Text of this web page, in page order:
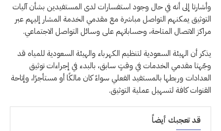
وأشارتا إلى أنه في حال وجود استفسارات لدى المستفيدين بشأن آليات
التوثيق يمكنهم التواصل مباشرة مع مقدمي الخدمة المشار إليهم عبر
مراكز الاتصال المتاحة، وحساباتهم على وسائل التواصل الاجتماعي.
يذكر أن الهيئة السعودية لتنظيم الكهرباء والهيئة السعودية للمياه قد
وجّهتا مقدمي الخدمات في وقتٍ سابق، بالبدء في إجراءات توثيق
العدادات وربطها بالمستفيد الفعلي سواءً كان مالكًا أو مستأجرًا، وإتاحة
القنوات كافة لتسهيل عملية التوثيق.
قد تعجبك أيضاً